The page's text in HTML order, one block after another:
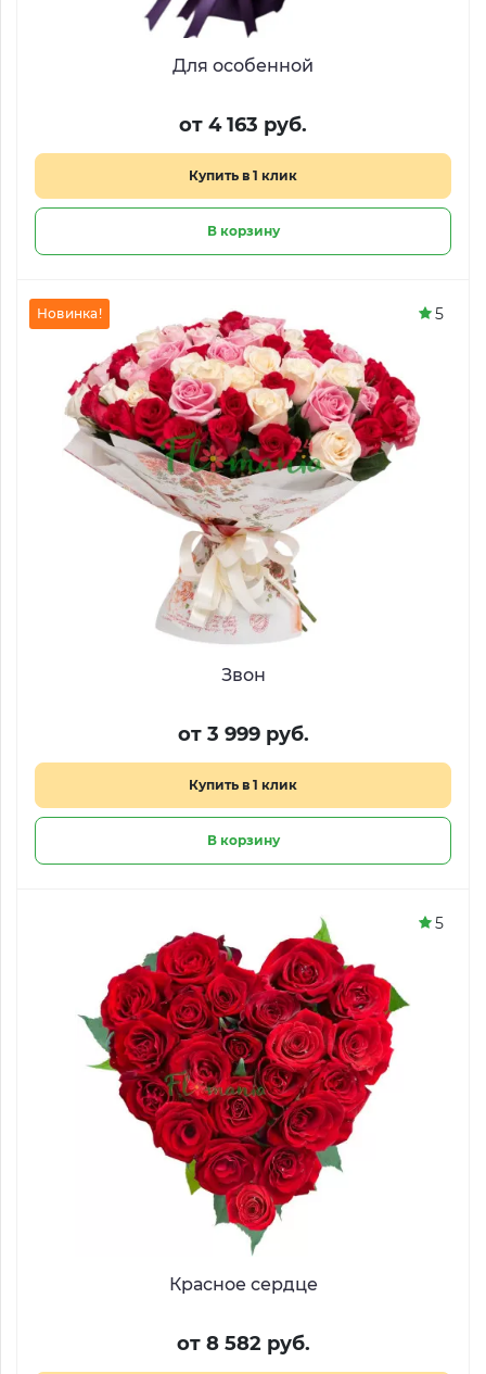
Для особенной
от 4 163 руб.
Купить в 1 клик
В корзину
Звон
от 3 999 руб.
Купить в 1 клик
В корзину
Новинка! 5
Красное сердце
от 8 582 руб.
5